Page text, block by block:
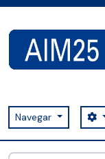
Navegar